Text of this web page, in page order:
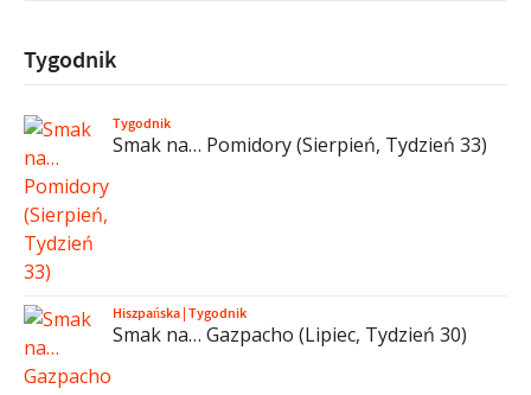
Tygodnik
Tygodnik
Smak na… Pomidory (Sierpień, Tydzień 33)
Hiszpańska|Tygodnik
Smak na… Gazpacho (Lipiec, Tydzień 30)